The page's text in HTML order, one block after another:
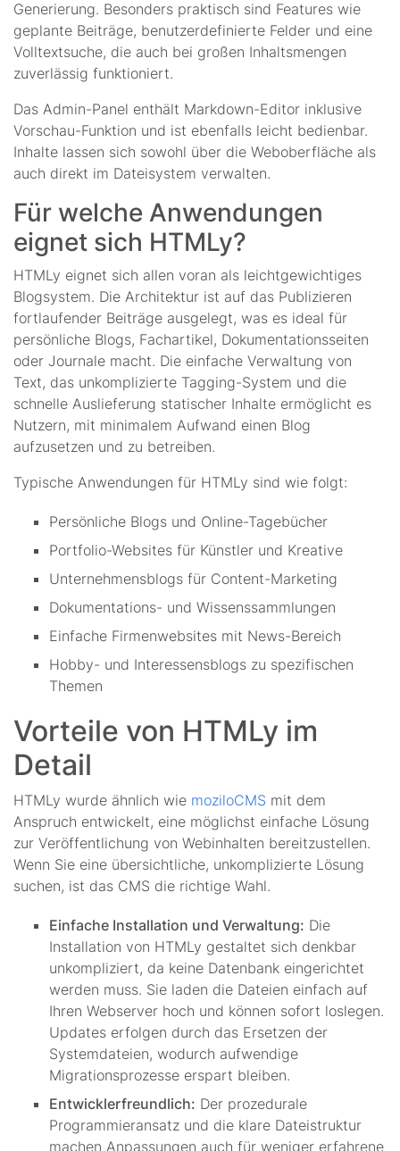
Generierung. Besonders praktisch sind Features wie
geplante Beiträge, benutzerdefinierte Felder und eine
Volltextsuche, die auch bei großen Inhaltsmengen
zuverlässig funktioniert.
Das Admin-Panel enthält Markdown-Editor inklusive
Vorschau-Funktion und ist ebenfalls leicht bedienbar.
Inhalte lassen sich sowohl über die Weboberfläche als
auch direkt im Dateisystem verwalten.
Für welche Anwendungen
eignet sich HTMLy?
HTMLy eignet sich allen voran als leichtgewichtiges
Blogsystem. Die Architektur ist auf das Publizieren
fortlaufender Beiträge ausgelegt, was es ideal für
persönliche Blogs, Fachartikel, Dokumentationsseiten
oder Journale macht. Die einfache Verwaltung von
Text, das unkomplizierte Tagging-System und die
schnelle Auslieferung statischer Inhalte ermöglicht es
Nutzern, mit minimalem Aufwand einen Blog
aufzusetzen und zu betreiben.
Typische Anwendungen für HTMLy sind wie folgt:
Persönliche Blogs und Online-Tagebücher
Portfolio-Websites für Künstler und Kreative
Unternehmensblogs für Content-Marketing
Dokumentations- und Wissenssammlungen
Einfache Firmenwebsites mit News-Bereich
Hobby- und Interessensblogs zu spezifischen
Themen
Vorteile von HTMLy im
Detail
HTMLy wurde ähnlich wie moziloCMS mit dem
Anspruch entwickelt, eine möglichst einfache Lösung
zur Veröffentlichung von Webinhalten bereitzustellen.
Wenn Sie eine übersichtliche, unkomplizierte Lösung
suchen, ist das CMS die richtige Wahl.
Einfache Installation und Verwaltung: Die
Installation von HTMLy gestaltet sich denkbar
unkompliziert, da keine Datenbank eingerichtet
werden muss. Sie laden die Dateien einfach auf
Ihren Webserver hoch und können sofort loslegen.
Updates erfolgen durch das Ersetzen der
Systemdateien, wodurch aufwendige
Migrationsprozesse erspart bleiben.
Entwicklerfreundlich: Der prozedurale
Programmieransatz und die klare Dateistruktur
machen Anpassungen auch für weniger erfahrene